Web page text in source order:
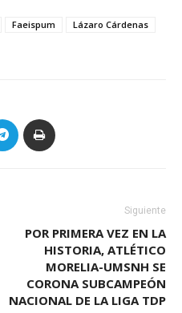
Faeispum
Lázaro Cárdenas
Siguiente
POR PRIMERA VEZ EN LA
HISTORIA, ATLÉTICO
MORELIA-UMSNH SE
CORONA SUBCAMPEÓN
NACIONAL DE LA LIGA TDP